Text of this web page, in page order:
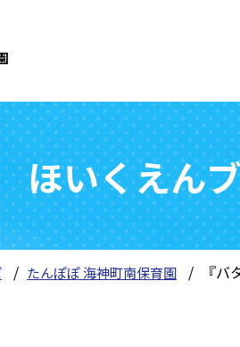
ほいくえん
たんぽぽ 海神町南保育園 『